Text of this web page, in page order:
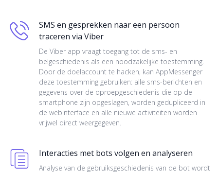
SMS en gesprekken naar een persoon
traceren via Viber
De Viber app vraagt toegang tot de sms- en
belgeschiedenis als een noodzakelijke toestemming.
Door de doelaccount te hacken, kan AppMessenger
deze toestemming gebruiken: alle sms-berichten en
gegevens over de oproepgeschiedenis die op de
smartphone zijn opgeslagen, worden gedupliceerd in
de webinterface en alle nieuwe activiteiten worden
vrijwel direct weergegeven.
Interacties met bots volgen en analyseren
Analyse van de gebruiksgeschiedenis van de bot wordt